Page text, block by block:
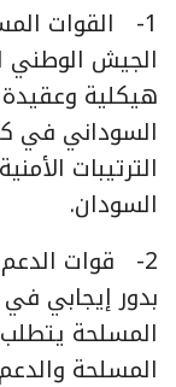
1- القوات
الجيش الوطني
هيكلية
السوداني في
الترتيبات
السودان.
2- قوات
بدور إيجابي
المسلحة
المسلحة